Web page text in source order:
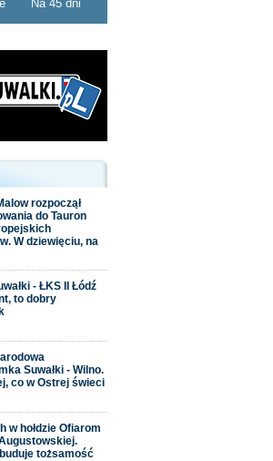
Na 45 dni
rozpoczął
do Tauron
W dziewięciu, na
- ŁKS II Łódź
to dobry
Suwałki - Wilno.
co w Ostrej świeci
w hołdzie Ofiarom
tożsamość